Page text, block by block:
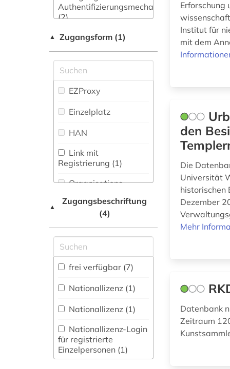
biografie (5)
biologie (1)
bisexualität (1)
briefsammlung (3)
buch (1)
buchauktion (1)
buchdruck (1)
den haag (2)
deutscher orden (1)
deutschland (2)
drente (2)
druckgraphik (1)
druckwerk (3)
einwanderung (2)
elektronische
publikation (1)
Zeitung (7)
Zeitschriftenbibliographie
Authentifizierungsmechanismen
(2)
▲ Zugangsform (1)
EZProxy
Einzelplatz
HAN
Link mit
Registrierung (1)
Organisations-
Shibboleth
Zugriff vor Ort
▲
Zugangsbeschriftung
(4)
frei verfügbar (7)
Nationallizenz (1)
Nationallizenz (1)
Nationallizenz-Login
für registrierte
Einzelpersonen (1)
Erforschung
Institut für
mit dem
den
Die
Universität
historischen
Dezember
Mehr
Datenbank
Zeitraum